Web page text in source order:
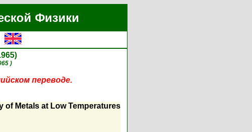
Физики
)
переводе.
of Metals at Low Temperatures